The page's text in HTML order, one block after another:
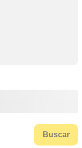
Buscar